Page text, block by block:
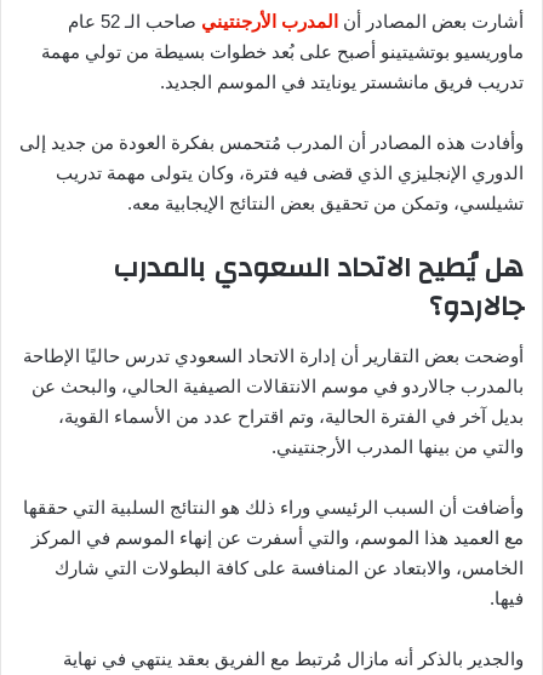
أشارت بعض المصادر أن المدرب الأرجنتيني
صاحب الـ 52 عام
ماوريسيو بوتشيتينو أصبح على بُعد خطوات بسيطة من تولي مهمة
تدريب فريق مانشستر يونايتد في الموسم الجديد.
وأفادت هذه المصادر أن المدرب مُتحمس بفكرة العودة من جديد إلى
الدوري الإنجليزي الذي قضى فيه فترة، وكان يتولى مهمة تدريب
تشيلسي، وتمكن من تحقيق بعض النتائج الإيجابية معه.
هل يُطيح الاتحاد السعودي بالمدرب
جالاردو؟
أوضحت بعض التقارير أن إدارة الاتحاد السعودي تدرس حاليًا الإطاحة
بالمدرب جالاردو في موسم الانتقالات الصيفية الحالي، والبحث عن
بديل آخر في الفترة الحالية، وتم اقتراح عدد من الأسماء القوية،
والتي من بينها المدرب الأرجنتيني.
وأضافت أن السبب الرئيسي وراء ذلك هو النتائج السلبية التي حققها
مع العميد هذا الموسم، والتي أسفرت عن إنهاء الموسم في المركز
الخامس، والابتعاد عن المنافسة على كافة البطولات التي شارك
فيها.
والجدير بالذكر أنه مازال مُرتبط مع الفريق بعقد ينتهي في نهاية